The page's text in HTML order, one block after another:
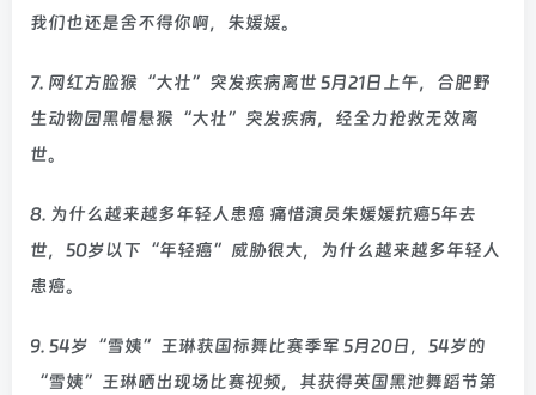
我们也还是舍不得你啊，朱媛媛。
7. 网红方脸猴“大壮”突发疾病离世 5月21日上午，合肥野
生动物园黑帽悬猴“大壮”突发疾病，经全力抢救无效离
世。
8. 为什么越来越多年轻人患癌 痛惜演员朱媛媛抗癌5年去
世，50岁以下“年轻癌”威胁很大，为什么越来越多年轻人
患癌。
9. 54岁“雪姨”王琳获国标舞比赛季军 5月20日，54岁的
“雪姨”王琳晒出现场比赛视频，其获得英国黑池舞蹈节第